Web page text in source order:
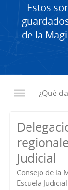
Estos
de la
Judicial
Consejo de la
Escuela Judicial